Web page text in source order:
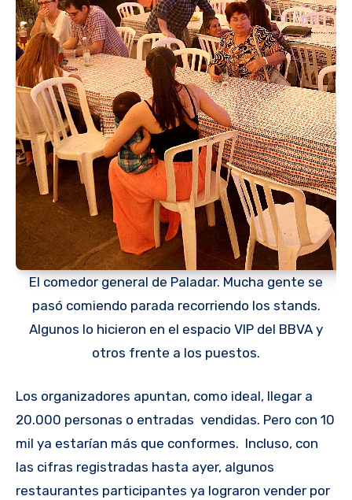
El comedor general de Paladar. Mucha gente se
pasó comiendo parada recorriendo los stands.
Algunos lo hicieron en el espacio VIP del BBVA y
otros frente a los puestos.
Los organizadores apuntan, como ideal, llegar a
20.000 personas o entradas vendidas. Pero con 10
mil ya estarían más que conformes. Incluso, con
las cifras registradas hasta ayer, algunos
restaurantes participantes ya lograron vender por